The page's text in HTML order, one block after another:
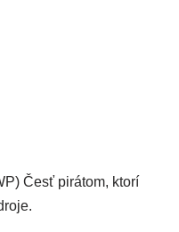
Česť pirátom, ktorí